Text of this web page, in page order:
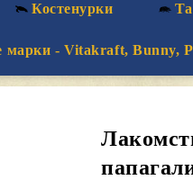
Костенурки
марки - Vitakraft, Bunny,